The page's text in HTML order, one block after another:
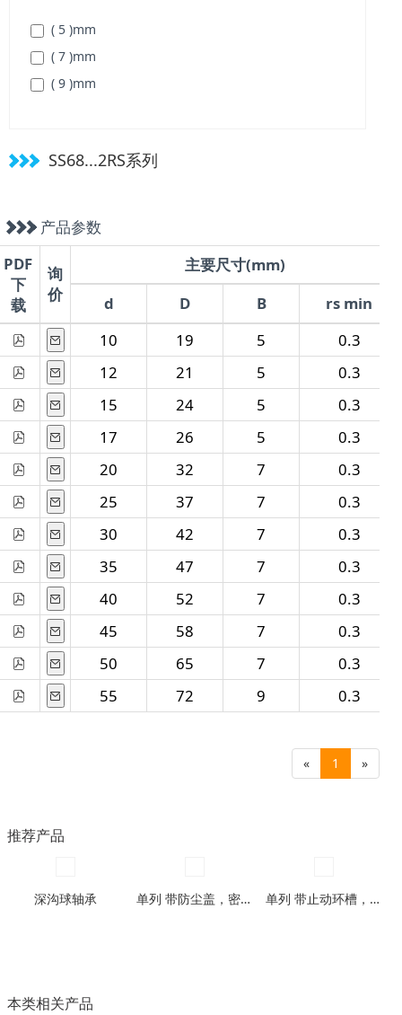
( 65 )mm
( 72 )mm
( 5 )mm
( 7 )mm
( 9 )mm
SS68...2RS系列
产品参数
PDF
下
载
询
价
主要尺寸(mm)
d
D B
rs min
10
19 5
0.3
12
21 5
0.3
15
24 5
0.3
17
26 5
0.3
20
32 7
0.3
25
37 7
0.3
30
42 7
0.3
35
47 7
0.3
40
52 7
0.3
45
58 7
0.3
50
65 7
0.3
55
72 9 0.3
« 1 »
推荐产品
深沟球轴承 单列 带防尘盖，密封圈型 单列 带止动环槽，带止动环槽及防尘盖型
本类相关产品